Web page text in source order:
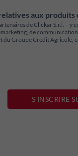
aux
de Clickar S.r.l. – y
de
du Groupe Crédit
S'INSCRIRE